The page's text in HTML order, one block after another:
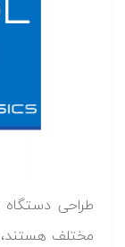
طراحی
مختلف هستند،